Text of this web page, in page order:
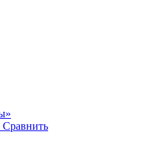
Сравнить